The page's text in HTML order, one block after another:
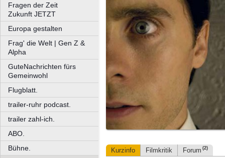
Fragen der Zeit
Zukunft JETZT
Europa gestalten
Frag' die Welt | Gen Z &
Alpha
GuteNachrichten fürs
Gemeinwohl
Flugblatt.
trailer-ruhr podcast.
trailer zahl-ich.
ABO.
Bühne.
Kurzinfo Filmkritik Forum (2)